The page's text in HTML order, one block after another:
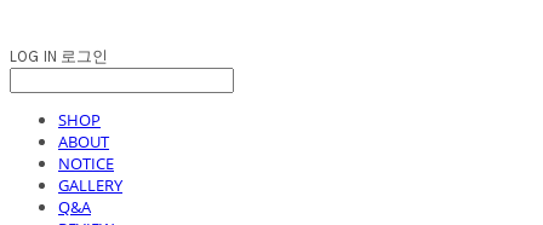
LOG IN 로그인
SHOP
ABOUT
NOTICE
GALLERY
Q&A